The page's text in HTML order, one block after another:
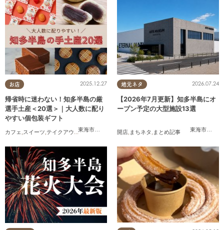
お店
東海市大府市 知多市 ,東浦町,阿久比町,半田市,常滑市 ,
2025.12.27
帰省時に迷わない！知多半島の厳
選手土産＜20選＞｜大人数に配り
やすい個包装ギフト
カフェ,スイーツ,テイクアウト ,まとめ記事
地元ネタ
東海市大府
2026.07.24
【2026年7月更新】知多半島にオ
ープン予定の大型施設13選
開店, まちネタ , まとめ記事